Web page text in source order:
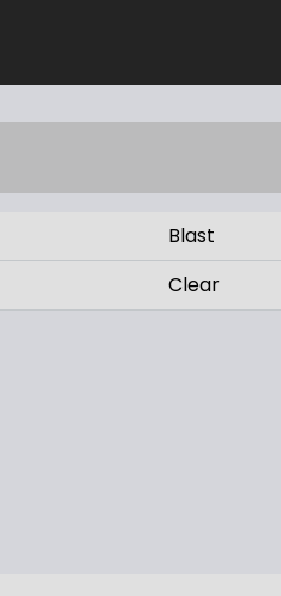
Blast
Clear